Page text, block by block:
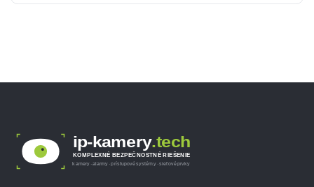
ip-kamery.tech
KOMPLEXNÉ BEZPEČNOSTNÉ RIEŠENIE
kamery · alarmy · prístupové systémy · sieťové prvky